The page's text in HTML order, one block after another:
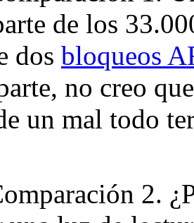
de los
dos bloqueos
no creo
un mal todo
2.